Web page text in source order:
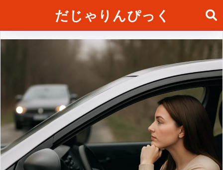
だじゃりんぴっく